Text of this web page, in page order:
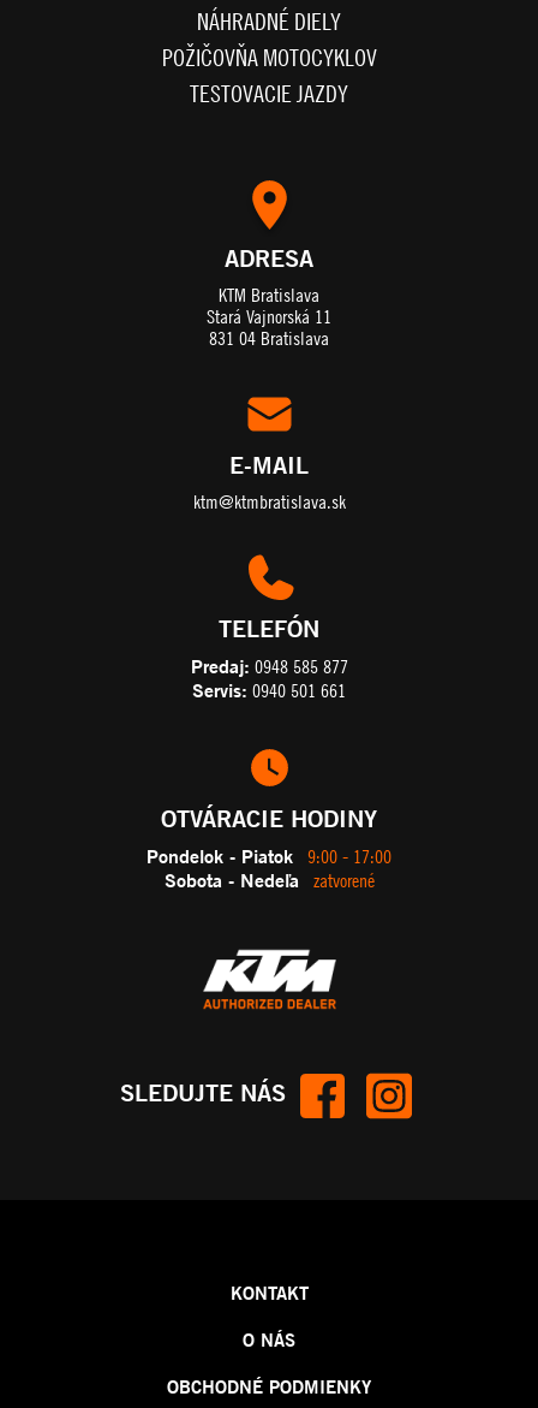
NÁHRADNÉ DIELY
POŽIČOVŇA MOTOCYKLOV
TESTOVACIE JAZDY
ADRESA
KTM Bratislava
Stará Vajnorská 11
831 04 Bratislava
E-MAIL
ktm@ktmbratislava.sk
TELEFÓN
Predaj: 0948 585 877
Servis: 0940 501 661
OTVÁRACIE HODINY
Pondelok - Piatok 9:00 - 17:00
Sobota - Nedeľa zatvorené
SLEDUJTE NÁS
KONTAKT
O NÁS
OBCHODNÉ PODMIENKY